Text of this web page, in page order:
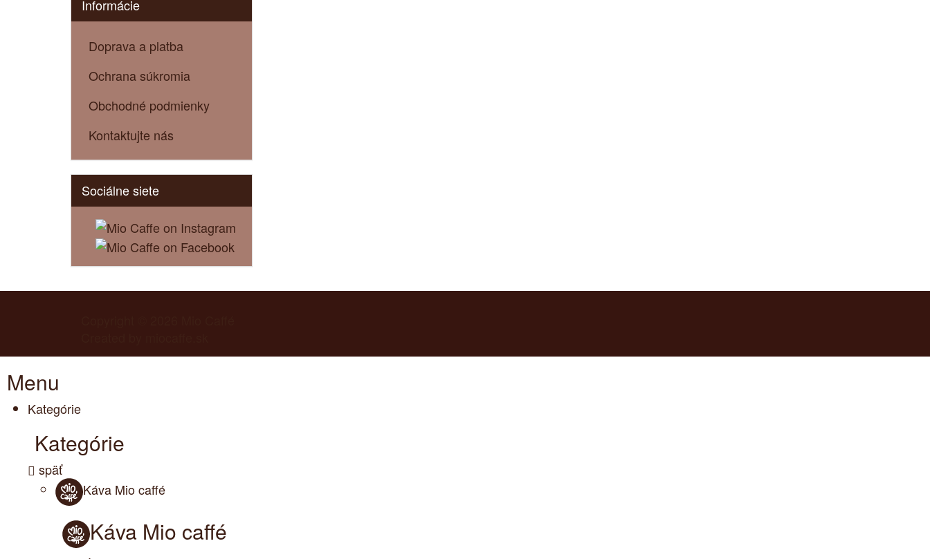
Informácie
Doprava a platba
Ochrana súkromia
Obchodné podmienky
Kontaktujte nás
Sociálne siete
Menu
Kategórie
Kategórie
späť
Káva Mio caffé
Káva Mio caffé